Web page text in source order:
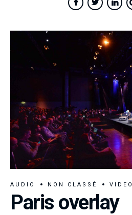
AUDIO NON CLASSÉ VIDEO
Paris overlay